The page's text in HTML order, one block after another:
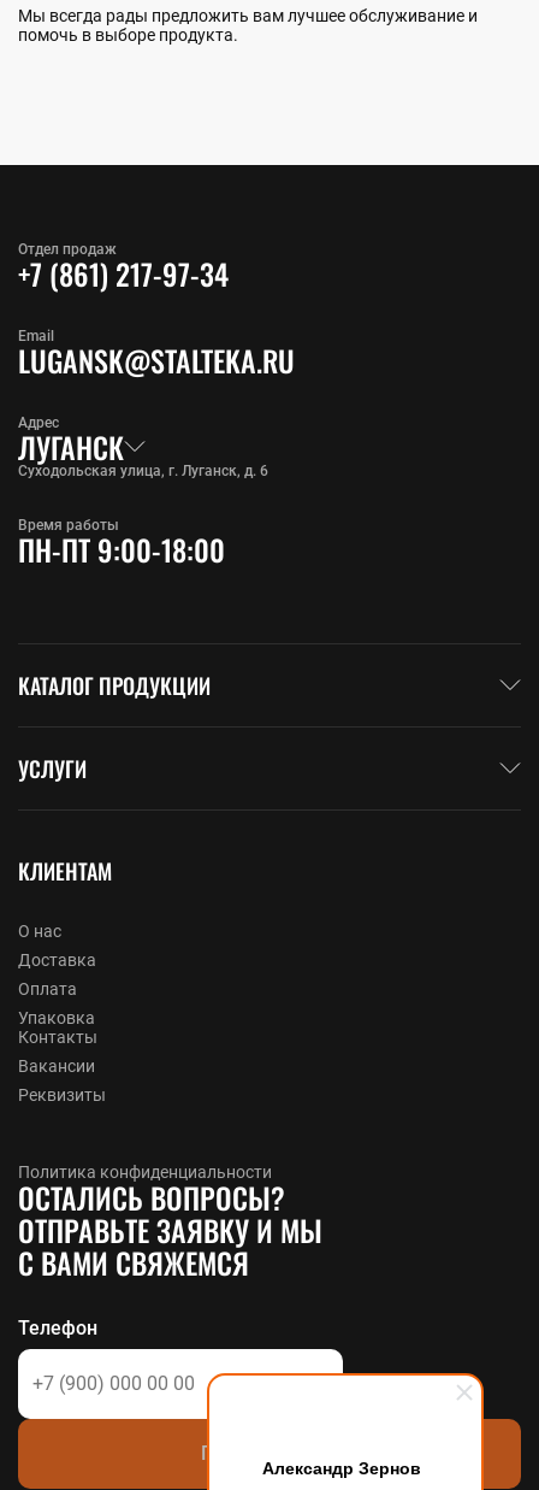
Александр Зернов
Мы всегда рады предложить вам лучшее обслуживание и
помочь в выборе продукта.
Отдел продаж
+7 (861) 217-97-34
Адрес
ЛУГАНСК
Суходольская улица, г. Луганск, д. 6
Email
LUGANSK@STALTEKA.RU
Время работы
ПН-ПТ 9:00-18:00
КАТАЛОГ ПРОДУКЦИИ
УСЛУГИ
КЛИЕНТАМ
О нас
Доставка
Оплата
Упаковка
Контакты
Вакансии
Реквизиты
Политика конфиденциальности
ОСТАЛИСЬ ВОПРОСЫ?
ОТПРАВЬТЕ ЗАЯВКУ И МЫ
С ВАМИ СВЯЖЕМСЯ
Телефон
Позвоните мне